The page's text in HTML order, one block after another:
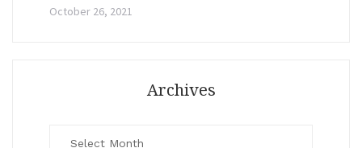
October 26, 2021
Archives